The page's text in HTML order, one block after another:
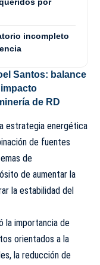
incompleto
Santos: balance
de RD
estrategia energética
de fuentes
de
de aumentar la
la estabilidad del
la importancia de
orientados a la
la reducción de